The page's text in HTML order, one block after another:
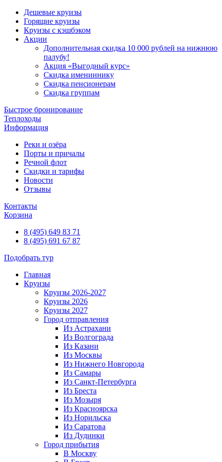
Дешевые круизы
Горящие круизы
Круизы с кэшбэком
Акции
Дополнительная скидка 10 000 рублей на нижнюю
палубу!
Акция «Выгодный курс»
Скидка имениннику
Скидка пенсионерам
Скидка группам
Быстрое бронирование
Теплоходы
Информация
Реки и озёра
Порты и причалы
Речной флот
Скидки и тарифы
Новости
Отзывы
Контакты
Корзина
8 (495) 649 83 71
8 (495) 691 67 87
Подобрать тур
Главная
Круизы
Круизы 2026-2027
Круизы 2026
Круизы 2027
Город отправления
Из Астрахани
Из Волгограда
Из Казани
Из Москвы
Из Нижнего Новгорода
Из Самары
Из Санкт-Петербурга
Из Бреста
Из Мозыря
Из Красноярска
Из Норильска
Из Саратова
Из Дудинки
Город прибытия
В Москву